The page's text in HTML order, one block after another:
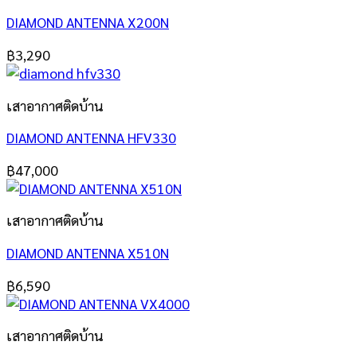
DIAMOND ANTENNA X200N
฿3,290
เสาอากาศติดบ้าน
DIAMOND ANTENNA HFV330
฿47,000
เสาอากาศติดบ้าน
DIAMOND ANTENNA X510N
฿6,590
เสาอากาศติดบ้าน